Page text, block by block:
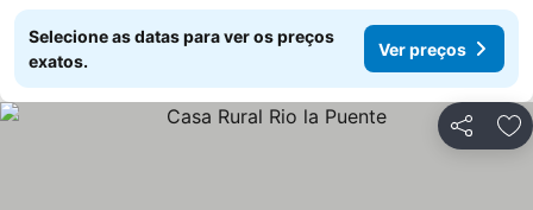
Selecione as datas para ver os preços
exatos.
Ver preços
Partilhar